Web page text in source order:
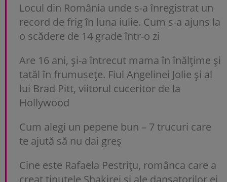
Locul din România unde s-a înregistrat un
record de frig în luna iulie. Cum s-a ajuns la
o scădere de 14 grade într-o zi
Are 16 ani, și-a întrecut mama în înălțime și
tatăl în frumusețe. Fiul Angelinei Jolie și al
lui Brad Pitt, viitorul cuceritor de la
Hollywood
Cum alegi un pepene bun – 7 trucuri care
te ajută să nu dai greș
Cine este Rafaela Pestrițu, românca care a
creat ținutele Shakirei și ale dansatorilor ei